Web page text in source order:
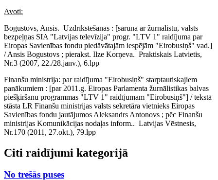
Avoti:
Bogustovs, Ansis. Uzdrīkstēšanās : [saruna ar žurnālistu, valsts
bezpeļņas SIA "Latvijas televīzija" progr. "LTV 1" raidījuma par
Eiropas Savienības fondu piedāvātajām iespējām "Eirobusiņš" vad.]
/ Ansis Bogustovs ; pierakst. Ilze Korņeva. Praktiskais Latvietis,
Nr.3 (2007, 22./28.janv.), 6.lpp
Finanšu ministrija: par raidījuma "Eirobusiņš" starptautiskajiem
panākumiem : [par 2011.g. Eiropas Parlamenta žurnālistikas balvas
piešķiršanu programmas "LTV 1" raidījumam "Eirobusiņš"] / tekstā
stāsta LR Finanšu ministrijas valsts sekretāra vietnieks Eiropas
Savienības fondu jautājumos Aleksandrs Antonovs ; pēc Finanšu
ministrijas Komunikācijas nodaļas inform.. Latvijas Vēstnesis,
Nr.170 (2011, 27.okt.), 79.lpp
Citi raidījumi kategorijā
No trešās puses